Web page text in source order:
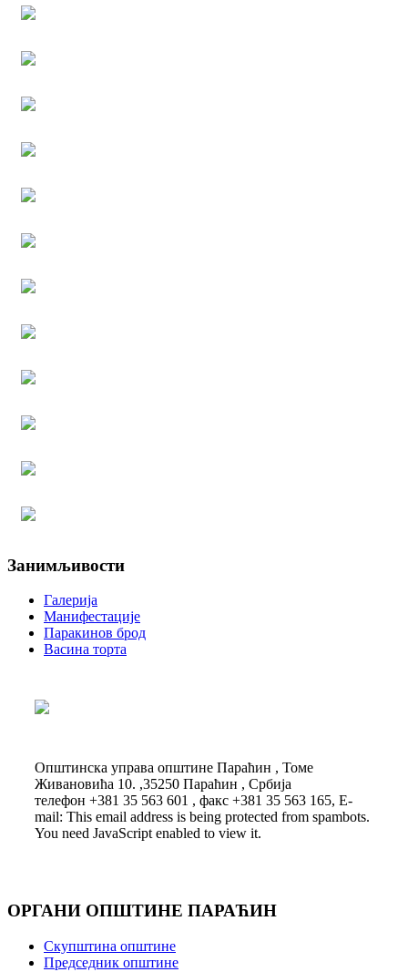
Занимљивости
Галерија
Манифестације
Паракинов брод
Васина торта
Општинска управа општине Параћин , Томе
Живановића 10. ,35250 Параћин , Србија
телефон +381 35 563 601 , факс +381 35 563 165, E-
mail: This email address is being protected from spambots.
You need JavaScript enabled to view it.
ОРГАНИ ОПШТИНЕ ПАРАЋИН
Скупштина општине
Председник општине